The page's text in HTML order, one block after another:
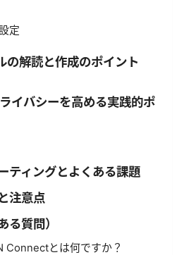
定
解読と作成のポイント
イバシーを高める実践的ポ
ティングとよくある課題
注意点
る質問）
Connectとは何ですか？